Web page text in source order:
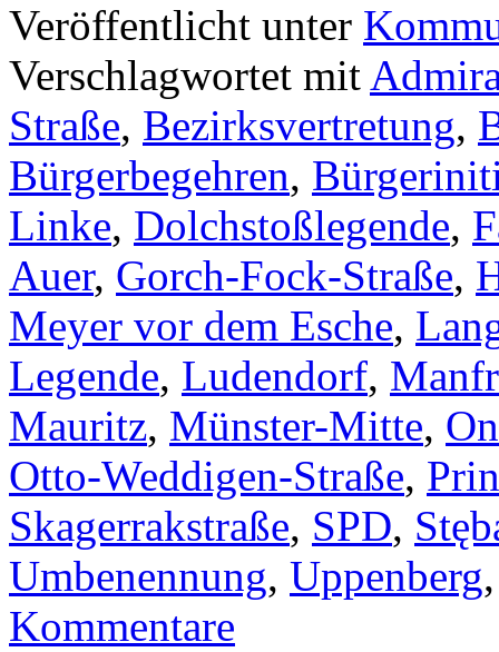
Veröffentlicht unter
Verschlagwortet mit
Straße, Bezirksvertretung,
Bürgerbegehren,
Linke, Dolchstoßlegende,
Auer, Gorch-Fock-Straße,
Meyer vor dem Esche,
Legende, Ludendorf,
Mauritz, Münster-Mitte,
Otto-Weddigen-Straße,
Skagerrakstraße, SPD,
Umbenennung, Uppenberg
Kommentare